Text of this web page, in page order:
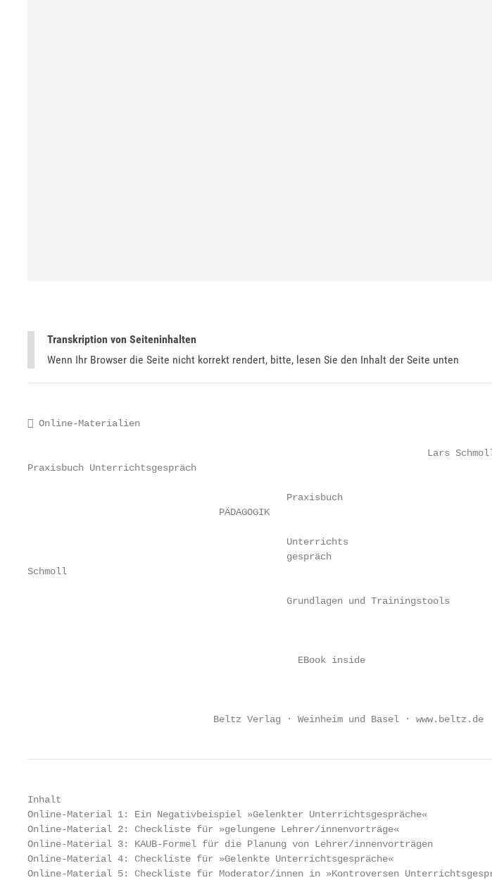
Transkription von Seiteninhalten
Wenn Ihr Browser die Seite nicht korrekt rendert, bitte, lesen Sie den Inhalt der Seite unten
 Online-Materialien
Lars
Praxisbuch Unterrichtsgespräch
                                              Praxisbuch
                                  PÄDAGOGIK
                                              Unterrichts­
                                              gespräch
Schmoll
                                              Grundlagen und Trainingstools
                                                E­Book inside
                                 Beltz Verlag · Weinheim und Basel · www.beltz.de
Inhalt
Online-Material 1: Ein Negativbeispiel »Gelenkter Unterrichtsgespräche«
Online-Material 2: Checkliste für »gelungene Lehrer/innenvorträge«
Online-Material 3: KAUB-Formel für die Planung von Lehrer/
Online-Material 4: Checkliste für »Gelenkte Unterrichtsgespräche«
Online-Material 5: Checkliste für Moderator/innen in